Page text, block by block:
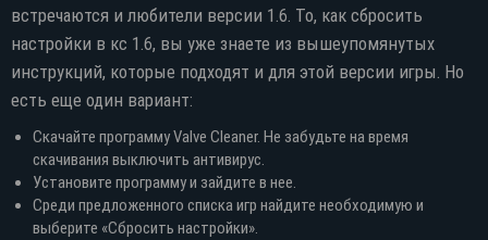
встречаются и любители версии 1.6. То, как сбросить
настройки в кс 1.6, вы уже знаете из вышеупомянутых
инструкций, которые подходят и для этой версии игры. Но
есть еще один вариант:
Скачайте программу Valve Cleaner. Не забудьте на время
скачивания выключить антивирус.
Установите программу и зайдите в нее.
Среди предложенного списка игр найдите необходимую и
выберите «Сбросить настройки».